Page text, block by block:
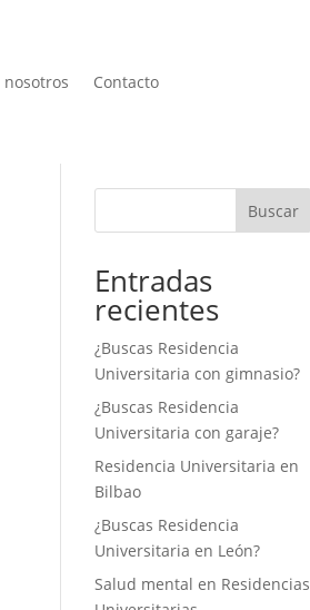
Contacto
Buscar
Entradas
recientes
¿Buscas Residencia
Universitaria con gimnasio?
¿Buscas Residencia
Universitaria con garaje?
Residencia Universitaria en
Bilbao
¿Buscas Residencia
Universitaria en León?
Salud mental en Residencias